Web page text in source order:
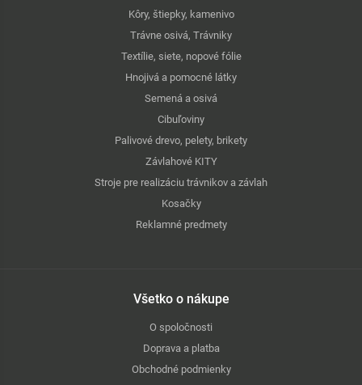
Kôry, štiepky, kamenivo
Trávne osivá, Trávniky
Textílie, siete, nopové fólie
Hnojivá a pomocné látky
Semená a osivá
Cibuľoviny
Palivové drevo, pelety, brikety
Závlahové KITY
Stroje pre realizáciu trávnikov a závlah
Kosačky
Reklamné predmety
Všetko o nákupe
O spoločnosti
Doprava a platba
Obchodné podmienky